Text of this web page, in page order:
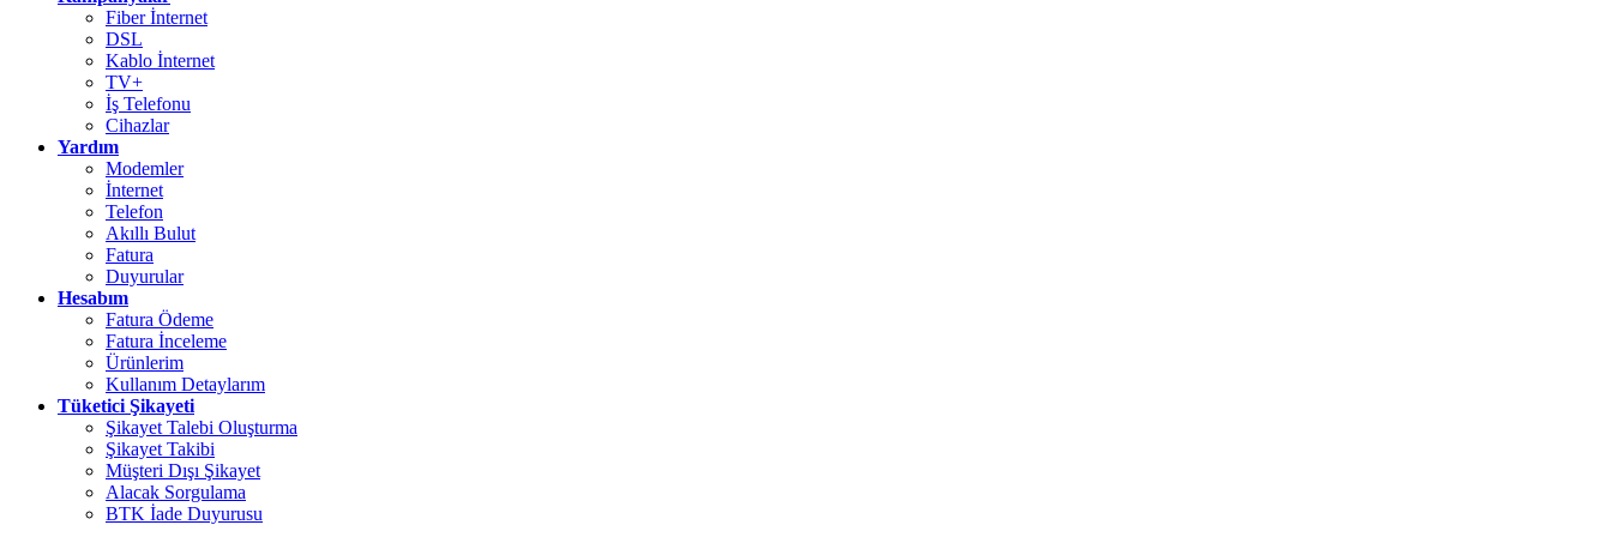
Fiber İnternet
DSL
Kablo İnternet
TV+
İş Telefonu
Cihazlar
Yardım
Modemler
İnternet
Telefon
Akıllı Bulut
Fatura
Duyurular
Hesabım
Fatura Ödeme
Fatura İnceleme
Ürünlerim
Kullanım Detaylarım
Tüketici Şikayeti
Şikayet Talebi Oluşturma
Şikayet Takibi
Müşteri Dışı Şikayet
Alacak Sorgulama
BTK İade Duyurusu